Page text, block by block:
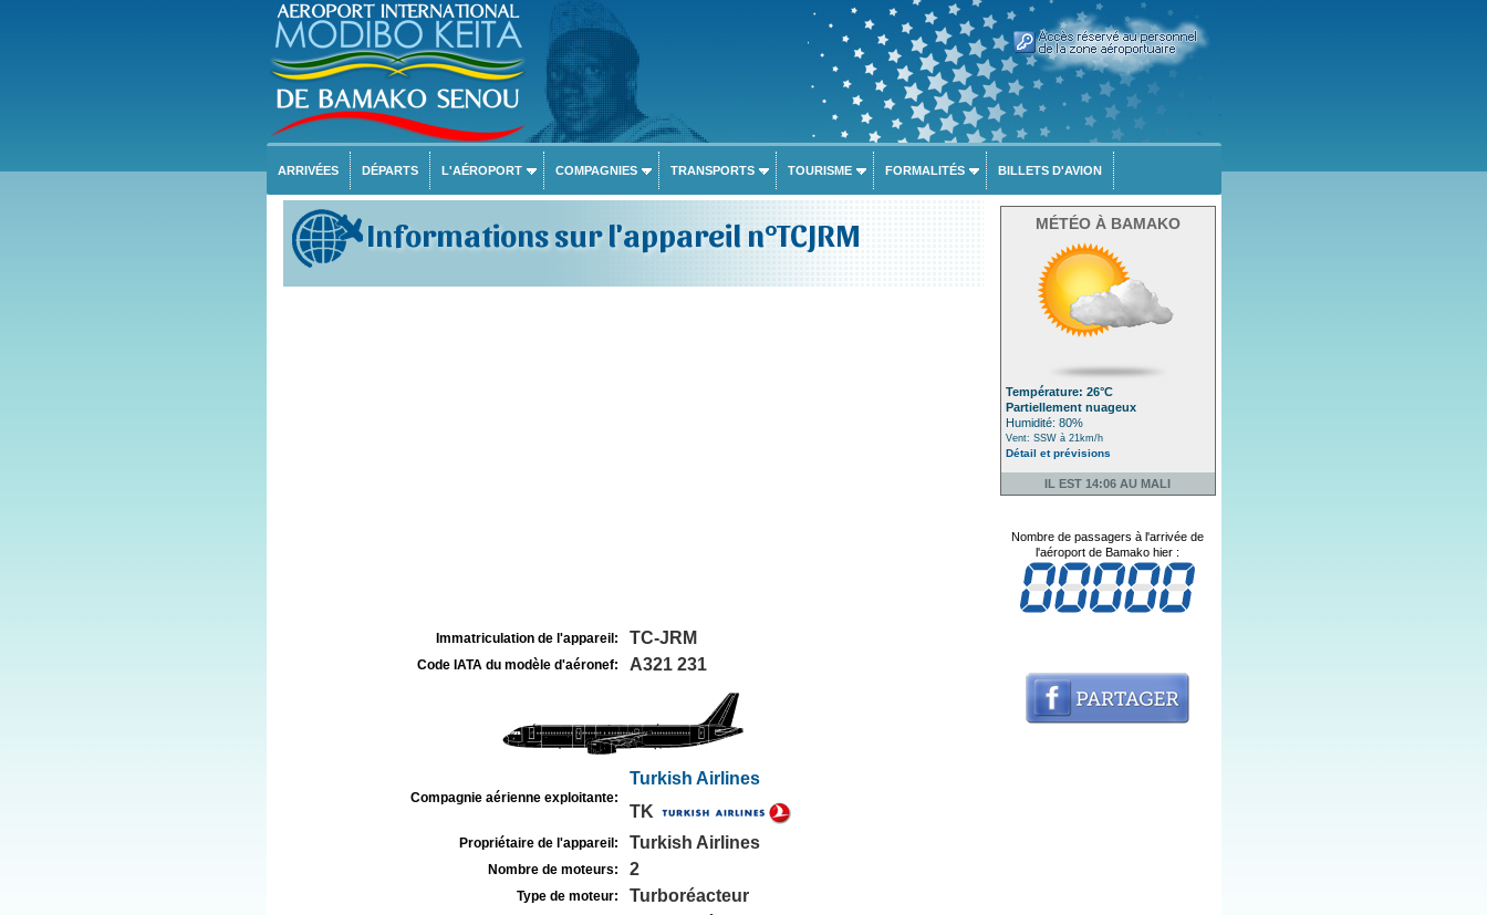
ARRIVÉES DÉPARTS L'AÉROPORT COMPAGNIES TRANSPORTS TOURISME FORMALITÉS BILLETS D'AVION
Informations sur l'appareil n°TCJRM
Immatriculation de l'appareil: TC-JRM
Code IATA du modèle d'aéronef: A321 231
Compagnie aérienne exploitante:
Turkish Airlines
TK
Propriétaire de l'appareil: Turkish Airlines
Nombre de moteurs: 2
Type de moteur: Turboréacteur
MÉTÉO À BAMAKO
Température: 26°C
Partiellement nuageux
Humidité: 80%
Vent: SSW à 21km/h
Détail et prévisions
IL EST 14:06 AU MALI
Nombre de passagers à l'arrivée de
l'aéroport de Bamako hier :